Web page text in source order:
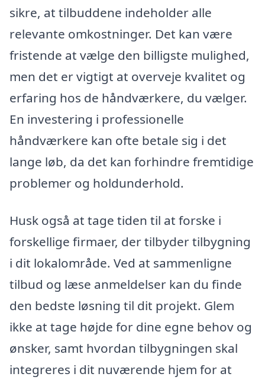
sikre, at tilbuddene indeholder alle
relevante omkostninger. Det kan være
fristende at vælge den billigste mulighed,
men det er vigtigt at overveje kvalitet og
erfaring hos de håndværkere, du vælger.
En investering i professionelle
håndværkere kan ofte betale sig i det
lange løb, da det kan forhindre fremtidige
problemer og holdunderhold.
Husk også at tage tiden til at forske i
forskellige firmaer, der tilbyder tilbygning
i dit lokalområde. Ved at sammenligne
tilbud og læse anmeldelser kan du finde
den bedste løsning til dit projekt. Glem
ikke at tage højde for dine egne behov og
ønsker, samt hvordan tilbygningen skal
integreres i dit nuværende hjem for at